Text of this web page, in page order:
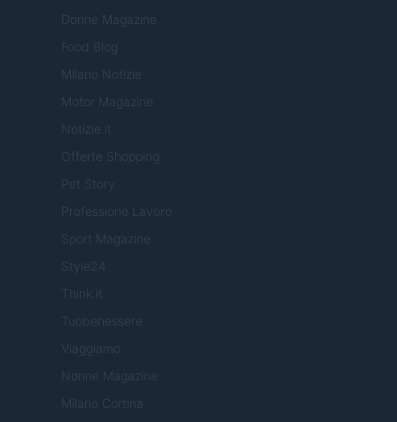
Donne Magazine
Food Blog
Milano Notizie
Motor Magazine
Notizie.it
Offerte Shopping
Pet Story
Professione Lavoro
Sport Magazine
Style24
Think.it
Tuobenessere
Viaggiamo
Nonne Magazine
Milano Cortina